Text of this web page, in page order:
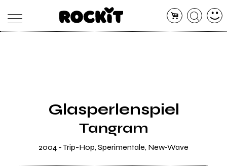
SHOPGlasperlenspiel
Tangram
2004 - Trip-Hop, Sperimentale, New-Wave